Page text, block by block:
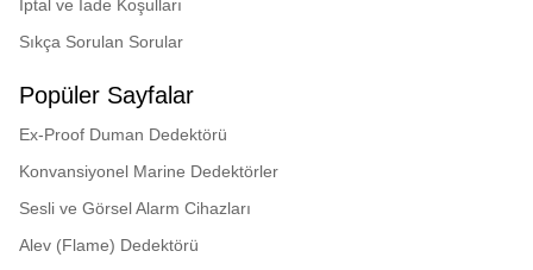
İptal ve İade Koşulları
Sıkça Sorulan Sorular
Popüler Sayfalar
Ex-Proof Duman Dedektörü
Konvansiyonel Marine Dedektörler
Sesli ve Görsel Alarm Cihazları
Alev (Flame) Dedektörü